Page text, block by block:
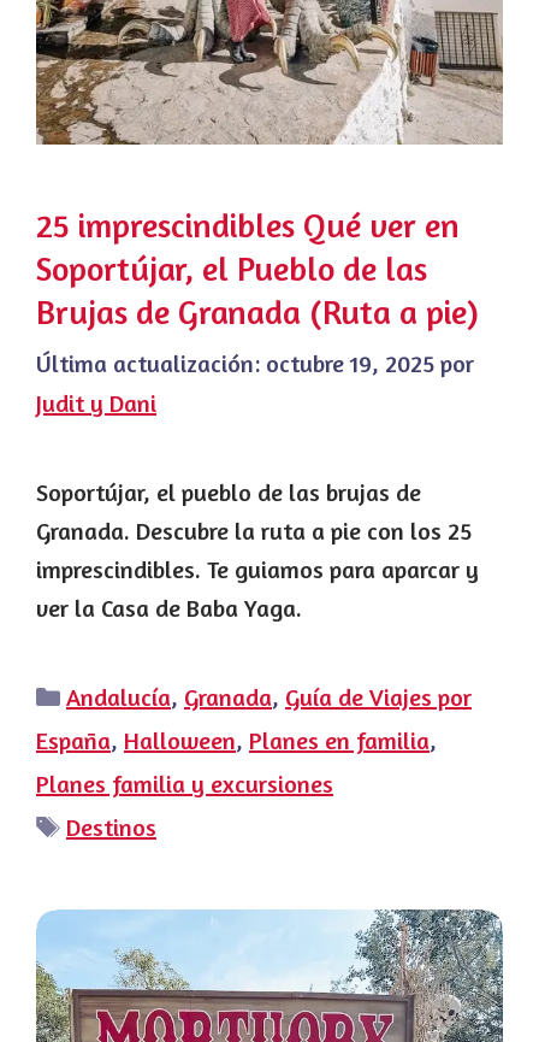
25 imprescindibles Qué ver en
Soportújar, el Pueblo de las
Brujas de Granada (Ruta a pie)
Última actualización: octubre 19, 2025 por
Judit y Dani
Soportújar, el pueblo de las brujas de
Granada. Descubre la ruta a pie con los 25
imprescindibles. Te guiamos para aparcar y
ver la Casa de Baba Yaga.
Categorías
Andalucía, Granada, Guía de Viajes por
España, Halloween, Planes en familia,
Planes familia y excursiones
Etiquetas
Destinos